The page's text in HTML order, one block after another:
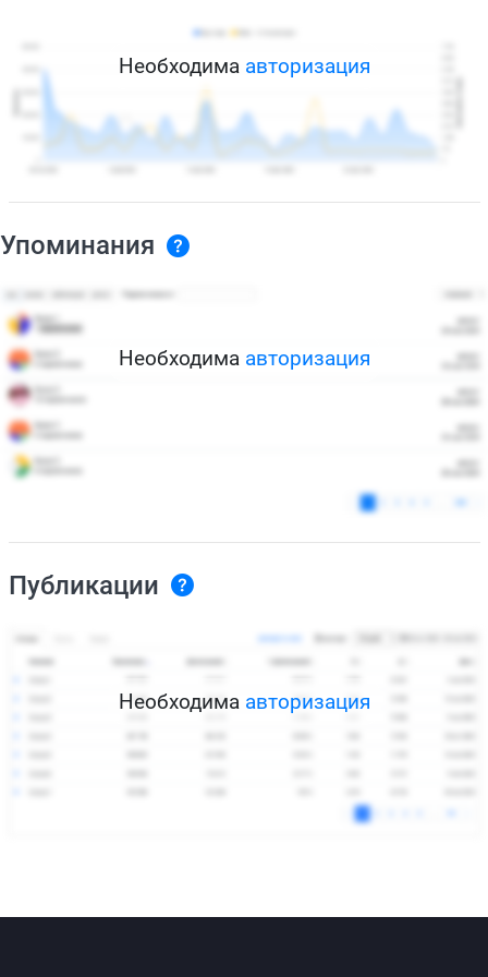
Необходима авторизация
Упоминания
Необходима авторизация
Публикации
Необходима авторизация